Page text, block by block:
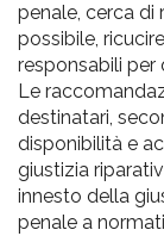
penale, cerca di
possibile,
responsabili per
Le
destinatari,
disponibilità e
giustizia
innesto della
penale a